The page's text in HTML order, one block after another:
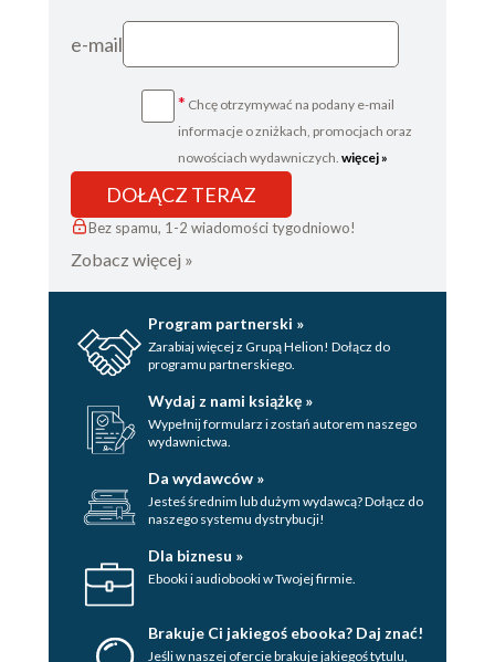
e-mail
* Chcę otrzymywać na podany e-mail
informacje o zniżkach, promocjach oraz
nowościach wydawniczych. więcej »
DOŁĄCZ TERAZ
Bez spamu, 1-2 wiadomości tygodniowo!
Zobacz więcej »
Program partnerski »
Zarabiaj więcej z Grupą Helion! Dołącz do
programu partnerskiego.
Wydaj z nami książkę »
Wypełnij formularz i zostań autorem naszego
wydawnictwa.
Da wydawców »
Jesteś średnim lub dużym wydawcą? Dołącz do
naszego systemu dystrybucji!
Dla biznesu »
Ebooki i audiobooki w Twojej firmie.
Brakuje Ci jakiegoś ebooka? Daj znać!
Jeśli w naszej ofercie brakuje jakiegoś tytulu,